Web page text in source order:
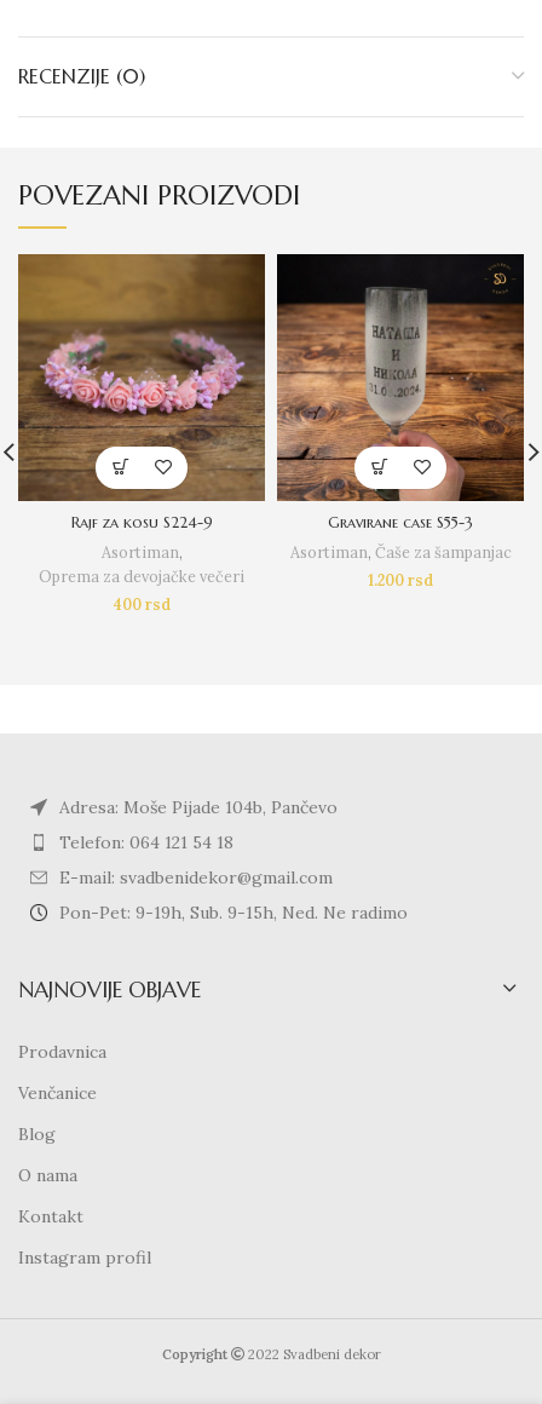
RECENZIJE (0)
POVEZANI PROIZVODI
Rajf za kosu S224-9
Asortiman,
Oprema za devojačke večeri
400rsd
Gravirane case S55-3
Asortiman, Čaše za šampanjac
1.200rsd
Adresa: Moše Pijade 104b, Pančevo
Telefon: 064 121 54 18
E-mail: svadbenidekor@gmail.com
Pon-Pet: 9-19h, Sub. 9-15h, Ned. Ne radimo
NAJNOVIJE OBJAVE
Prodavnica
Venčanice
Blog
O nama
Kontakt
Instagram profil
Copyright 2022 Svadbeni dekor